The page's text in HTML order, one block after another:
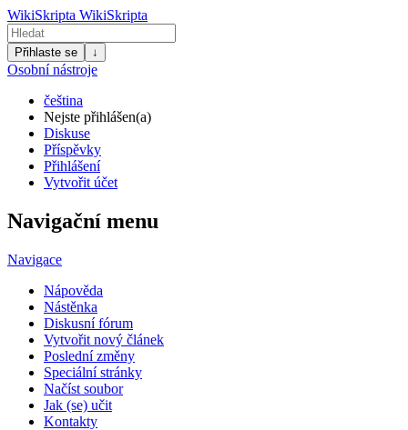
WikiSkripta WikiSkripta
Přihlaste se ↓
Osobní nástroje
čeština
Nejste přihlášen(a)
Diskuse
Příspěvky
Přihlášení
Vytvořit účet
Navigační menu
Navigace
Nápověda
Nástěnka
Diskusní fórum
Vytvořit nový článek
Poslední změny
Speciální stránky
Načíst soubor
Jak (se) učit
Kontakty